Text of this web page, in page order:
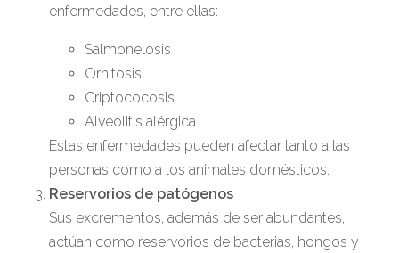
enfermedades, entre ellas:
Salmonelosis
Ornitosis
Criptococosis
Alveolitis alérgica
Estas enfermedades pueden afectar tanto a las
personas como a los animales domésticos.
Reservorios de patógenos
Sus excrementos, además de ser abundantes,
actúan como reservorios de bacterias, hongos y